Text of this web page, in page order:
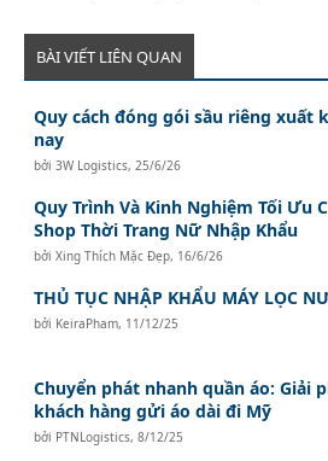
BÀI VIẾT LIÊN QUAN
Quy cách đóng gói sầu riêng xuất
nay
bởi3W Logistics, 25/6/26
Quy Trình Và Kinh Nghiệm Tối Ưu
Shop Thời Trang Nữ Nhập Khẩu
bởiXing Thích Mặc Đẹp, 16/6/26
THỦ TỤC NHẬP KHẨU MÁY LỌC
bởi KeiraPham, 11/12/25
Chuyển phát nhanh quần áo: Giải
khách hàng gửi áo dài đi Mỹ
bởi PTNLogistics,8/12/25